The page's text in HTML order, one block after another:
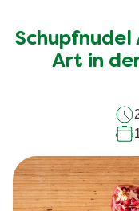
Schupfnudel
Art in